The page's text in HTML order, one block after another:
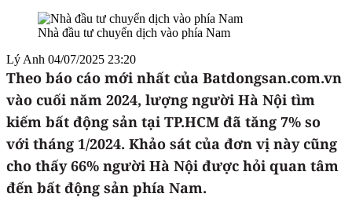
Nhà đầu tư chuyển dịch vào phía Nam
Lý Anh 04/07/2025 23:20
Theo báo cáo mới nhất của Batdongsan.com.vn
vào cuối năm 2024, lượng người Hà Nội tìm
kiếm bất động sản tại TP.HCM đã tăng 7% so
với tháng 1/2024. Khảo sát của đơn vị này cũng
cho thấy 66% người Hà Nội được hỏi quan tâm
đến bất động sản phía Nam.